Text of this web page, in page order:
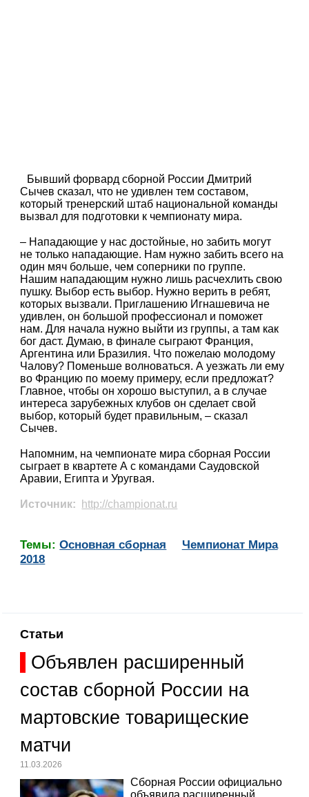
Бывший форвард сборной России Дмитрий
Сычев сказал, что не удивлен тем составом,
который тренерский штаб национальной команды
вызвал для подготовки к чемпионату мира.
– Нападающие у нас достойные, но забить могут
не только нападающие. Нам нужно забить всего на
один мяч больше, чем соперники по группе.
Нашим нападающим нужно лишь расчехлить свою
пушку. Выбор есть выбор. Нужно верить в ребят,
которых вызвали. Приглашению Игнашевича не
удивлен, он большой профессионал и поможет
нам. Для начала нужно выйти из группы, а там как
бог даст. Думаю, в финале сыграют Франция,
Аргентина или Бразилия. Что пожелаю молодому
Чалову? Поменьше волноваться. А уезжать ли ему
во Францию по моему примеру, если предложат?
Главное, чтобы он хорошо выступил, а в случае
интереса зарубежных клубов он сделает свой
выбор, который будет правильным, – сказал
Сычев.
Напомним, на чемпионате мира сборная России
сыграет в квартете А с командами Саудовской
Аравии, Египта и Уругвая.
Источник: http://championat.ru
Темы:Основная сборная
Чемпионат Мира
2018
Статьи
Объявлен расширенный
состав сборной России на
мартовские товарищеские
матчи
11.03.2026
Сборная России официально
объявила расширенный